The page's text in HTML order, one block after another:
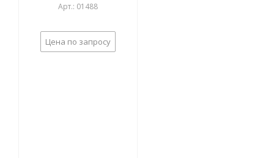
Арт.: 01488
Цена по запросу